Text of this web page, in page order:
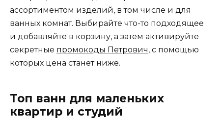
ассортиментом изделий, в том числе и для
ванных комнат. Выбирайте что-то подходящее
и добавляйте в корзину, а затем активируйте
секретные промокоды Петрович, с помощью
которых цена станет ниже.
Топ ванн для маленьких
квартир и студий